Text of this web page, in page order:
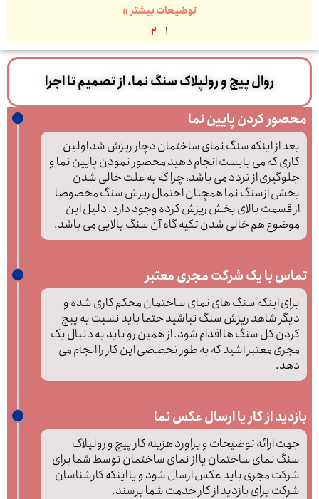
توضیحات بیشتر »
1
2
روال پیچ و رولپلاک سنگ نما، از تصمیم تا اجرا
محصور کردن پایین نما
بعد از اینکه سنگ نمای ساختمان دچار ریزش شد اولین
کاری که می بایست انجام دهید محصور نمودن پایین نما و
جلوگیری از تردد می باشد، چرا که به علت خالی شدن
بخشی ازسنگ نما همچنان احتمال ریزش سنگ مخصوصا
از قسمت بالای بخش ریزش کرده وجود دارد. دلیل این
موضوع هم خالی شدن تکیه گاه آن سنگ بالایی می باشد.
تماس با یک شرکت مجری معتبر
برای اینکه سنگ های نمای ساختمان محکم کاری شده و
دیگر شاهد ریزش سنگ نباشید حتما باید نسبت به پبچ
کردن کل سنگ ها اقدام شود. از همین رو باید به دنبال یک
مجری معتبر اشید که به طور تخصصی این کار را انجام می
دهد.
بازدید از کار یا ارسال عکس نما
جهت ارائه توضیحات و براورد هزینه کار پیچ و رولپلاک
سنگ نمای ساختمان یا از نمای ساختمان توسط شما برای
شرکت مجری باید عکس ارسال شود و یا اینکه کارشناسان
شرکت برای بازدید از کار خدمت شما برسند.